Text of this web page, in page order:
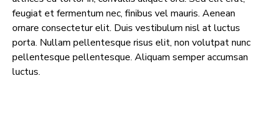
feugiat et fermentum nec, finibus vel mauris. Aenean
ornare consectetur elit. Duis vestibulum nisl at luctus
porta. Nullam pellentesque risus elit, non volutpat nunc
pellentesque pellentesque. Aliquam semper accumsan
luctus.